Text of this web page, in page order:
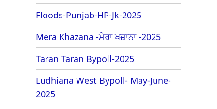
Floods-Punjab-HP-Jk-2025
Mera Khazana -ਮੇਰਾ ਖਜ਼ਾਨਾ -2025
Taran Taran Bypoll-2025
Ludhiana West Bypoll- May-June-
2025